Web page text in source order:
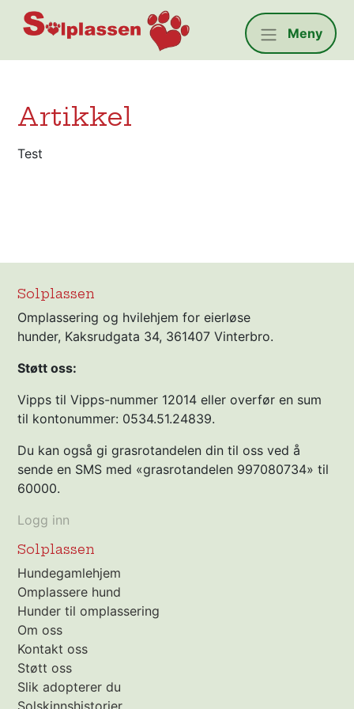
Solplassen
Meny
Artikkel
Test
Solplassen
Omplassering og hvilehjem for eierløse
hunder, Kaksrudgata 34, 361407 Vinterbro.
Støtt oss:
Vipps til Vipps-nummer 12014 eller overfør en sum
til kontonummer: 0534.51.24839.
Du kan også gi grasrotandelen din til oss ved å
sende en SMS med «grasrotandelen 997080734» til
60000.
Logg inn
Solplassen
Hundegamlehjem
Omplassere hund
Hunder til omplassering
Om oss
Kontakt oss
Støtt oss
Slik adopterer du
Solskinnshistorier